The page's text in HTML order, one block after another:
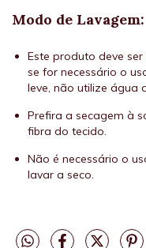
Modo de Lavagem:
Este produto deve
se for necessário o
leve, não utilize água
Prefira a secagem à
fibra do tecido.
Não é necessário o
lavar a seco.